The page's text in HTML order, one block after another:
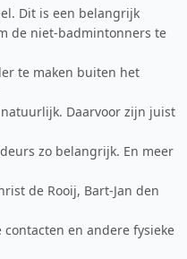
Dit is een belangrijk
de niet-badmintonners te
te maken buiten het
Daarvoor zijn juist
zo belangrijk. En meer
de Rooij, Bart-Jan den
en andere fysieke